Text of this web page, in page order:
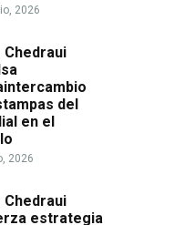
2026
Chedraui
del
en el
2026
Chedraui
estrategia